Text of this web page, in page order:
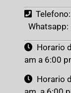
Telefono:
Whatsapp:
Horario
am a 6:00
Horario